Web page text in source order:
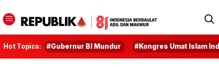
Hot Topics: #Gubernur BI Mundur #Kongres Umat Islam